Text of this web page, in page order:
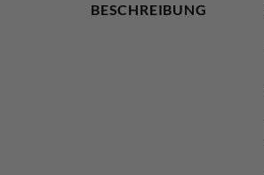
BESCHREIBUNG